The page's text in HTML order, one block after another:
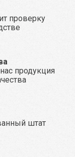
проверку
продукция
штат